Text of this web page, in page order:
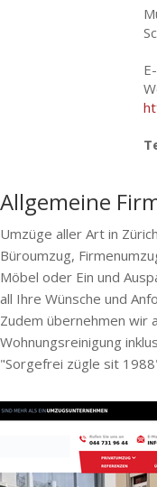
Allgemeine
Umzüge aller Art in
Büroumzug,
Möbel oder Ein und
all Ihre Wünsche und
Zudem übernehmen wir
Wohnungsreinigung
"Sorgefrei zügle sit